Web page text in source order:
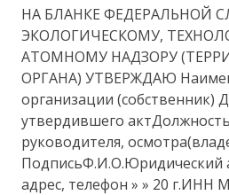
НА БЛАНКЕ ФЕДЕРАЛЬНОЙ
ЭКОЛОГИЧЕСКОМУ,
АТОМНОМУ НАДЗОРУ
ОРГАНА) УТВЕРЖДАЮ
организации (собственник)
утвердившего
руководителя,
ПодписьФ.И.О.Юридический
адрес, телефон » » 20 г.ИНН